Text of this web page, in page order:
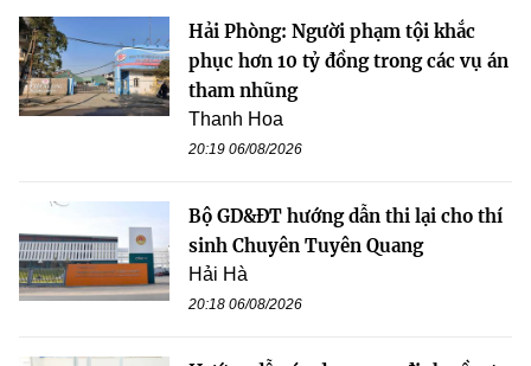
Hải Phòng: Người phạm tội khắc
phục hơn 10 tỷ đồng trong các vụ án
tham nhũng
Thanh Hoa
20:19 06/08/2026
Bộ GD&ĐT hướng dẫn thi lại cho thí
sinh Chuyên Tuyên Quang
Hải Hà
20:18 06/08/2026